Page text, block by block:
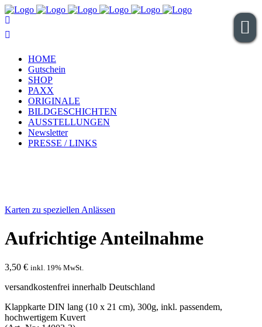
HOME
Gutschein
SHOP
PAXX
ORIGINALE
BILDGESCHICHTEN
AUSSTELLUNGEN
Newsletter
PRESSE / LINKS
Karten zu speziellen Anlässen
Aufrichtige Anteilnahme
3,50 € inkl. 19% MwSt.
versandkostenfrei innerhalb Deutschland
Klappkarte DIN lang (10 x 21 cm), 300g, inkl. passendem,
hochwertigem Kuvert